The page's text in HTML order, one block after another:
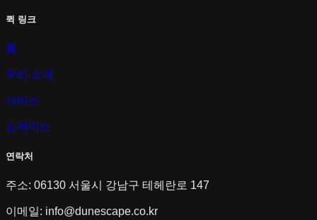
퀵 링크
홈
우리 소개
서비스
쇼케이스
연락처
주소: 06130 서울시 강남구 테헤란로 147
이메일: info@dunescape.co.kr